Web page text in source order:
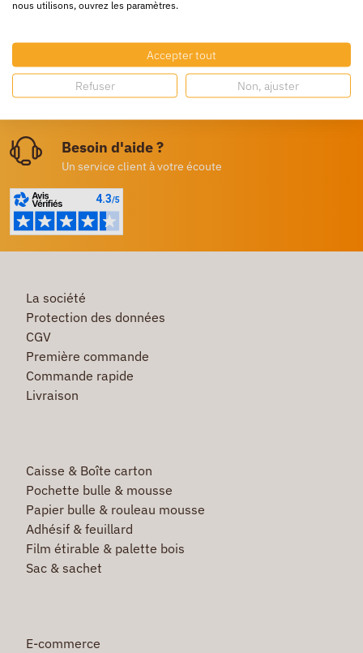
24/72h partout en europe
Livraison gratuite
Dès 250€ HT d’achat
Destockage
Besoin d'aide ?
Un service client à votre écoute
La société
Protection des données
CGV
Première commande
Commande rapide
Livraison
Caisse & Boîte carton
Pochette bulle & mousse
Papier bulle & rouleau mousse
Adhésif & feuillard
Film étirable & palette bois
Sac & sachet
E-commerce
nous utilisons, ouvrez les paramètres.
Accepter tout
Refuser Non, ajuster